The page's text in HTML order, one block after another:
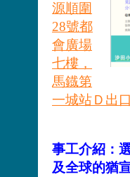
源順圍
28號都
會廣場
七樓，
馬鐡第
一城站Ｄ出口
事工介紹：
及全球的猶